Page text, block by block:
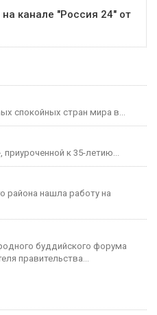
тарифы на коммунальные
с сегодняшнего дня?
слухи о пожаре в